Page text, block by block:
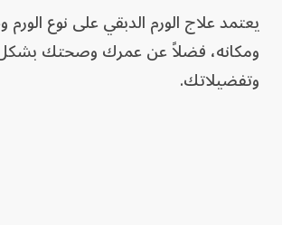
يعتمد علاج الورم الدبقي على نوع
ومكانه، فضلاً عن عمرك وصحتك
وتفضيلاتك.